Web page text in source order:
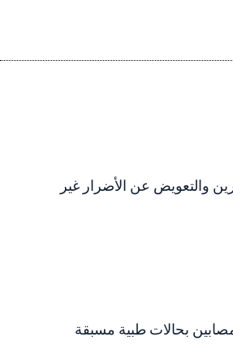
والتعويض عن الأضرار غير
بحالات طبية مسبقة